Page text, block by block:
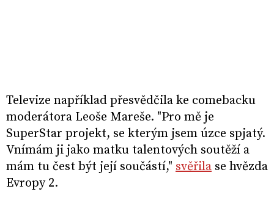
Televize například přesvědčila ke comebacku
moderátora Leoše Mareše. "Pro mě je
SuperStar projekt, se kterým jsem úzce spjatý.
Vnímám ji jako matku talentových soutěží a
mám tu čest být její součástí," svěřila se hvězda
Evropy 2.